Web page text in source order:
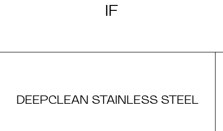
IF
DEEPCLEAN STAINLESS STEEL